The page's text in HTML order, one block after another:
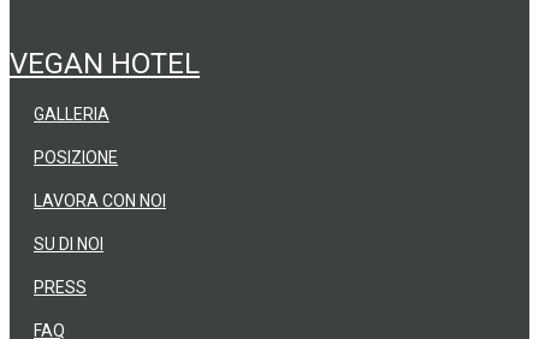
VEGAN HOTEL
SU DI NOI
PRESS
FAQ
GALLERIA
POSIZIONE
LAVORA CON NOI